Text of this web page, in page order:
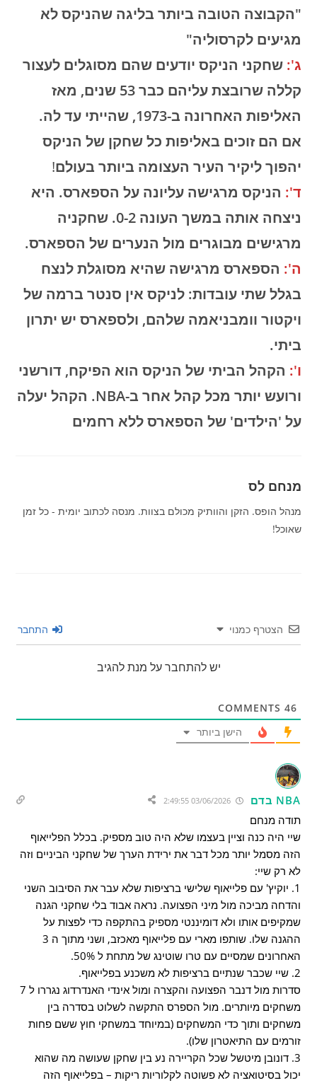
"הקבוצה הטובה ביותר בליגה שהניקס לא
מגיעים לקרסוליה"
ג': שחקני הניקס יודעים שהם מסוגלים לעצור
קללה שרובצת עליהם כבר 53 שנים, מאז
האליפות האחרונה ב-1973, שהייתי עד לה.
אם הם זוכים באליפות כל שחקן של הניקס
יהפוך ליקיר העיר העצומה ביותר בעולם!
ד': הניקס מרגישה עליונה על הספארס. היא
ניצחה אותה במשך העונה 0-2. שחקניה
מרגישים מבוגרים מול הנערים של הספארס.
ה': הספארס מרגישה שהיא מסוגלת לנצח
בגלל שתי עובדות: לניקס אין סנטר ברמה של
ויקטור וומבניאמה שלהם, ולספארס יש יתרון
ביתי.
ו': הקהל הביתי של הניקס הוא הפיקח, דורשני
ורועש יותר מכל קהל אחר ב-NBA. הקהל יעלה
על 'הילדים' של הספארס ללא רחמים
מנחם לס
מנהל הופס. הזקן והוותיק מכולם בצוות. מנסה לכתוב יומית - כל זמן
שאוכל!
הצטרף כמנוי התחבר
יש להתחבר על מנת להגיב
46
הישן ביותר
NBA בדם 03/06/2026 2:49:55
תודה מנחם
שיי היה כנה וציין בעצמו שלא היה טוב מספיק. בכלל הפלייאוף
הזה מסמל יותר מכל דבר את ירידת הערך של שחקני הביניים וזה
לא רק שיי:
1. יוקיץ' עם פלייאוף שלישי ברציפות שלא עבר את הסיבוב השני
והדחה מביכה מול מיני הפצועה. נראה אבוד בלי שחקני הגנה
שמקיפים אותו ולא דומיננטי מספיק בהתקפה כדי לפצות על
ההגנה שלו. שותפו מארי עם פלייאוף מאכזב, ושני מתוך ה 3
האחרונים שמסיים עם טרו שוטינג של מתחת ל 50%.
2. שיי שכבר שנתיים ברציפות לא משכנע בפלייאוף.
סדרות מול דנבר הפצועה והקצרה ומול אינדי האנדרדוג נגררו ל 7
משחקים מיותרים. מול הספרס התקשה לשלוט בסדרה בין
משחקים ותוך כדי המשחקים (במיוחד במשחקי חוץ ששם פחות
זורמים עם התיאטרון שלו).
3. דונובן מיטשל שכל הקריירה נע בין שחקן שעושה מה שהוא
יכול בסיטואציה לא פשוטה לקלוריות ריקות – בפלייאוף הזה